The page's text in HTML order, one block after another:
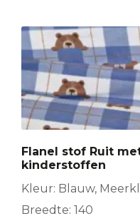
Flanel stof Ruit
kinderstoffen
Kleur: Blauw,
Breedte: 140